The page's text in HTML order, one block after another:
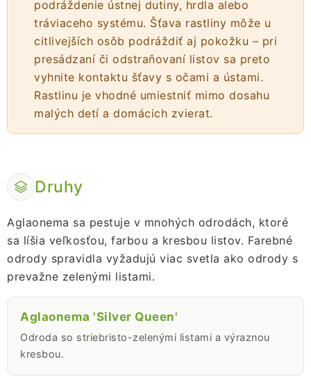
podráždenie ústnej dutiny, hrdla alebo
tráviaceho systému. Šťava rastliny môže u
citlivejších osôb podráždiť aj pokožku – pri
presádzaní či odstraňovaní listov sa preto
vyhnite kontaktu šťavy s očami a ústami.
Rastlinu je vhodné umiestniť mimo dosahu
malých detí a domácich zvierat.
Druhy
Aglaonema sa pestuje v mnohých odrodách, ktoré
sa líšia veľkosťou, farbou a kresbou listov. Farebné
odrody spravidla vyžadujú viac svetla ako odrody s
prevažne zelenými listami.
Aglaonema 'Silver Queen'
Odroda so striebristo-zelenými listami a výraznou
kresbou.